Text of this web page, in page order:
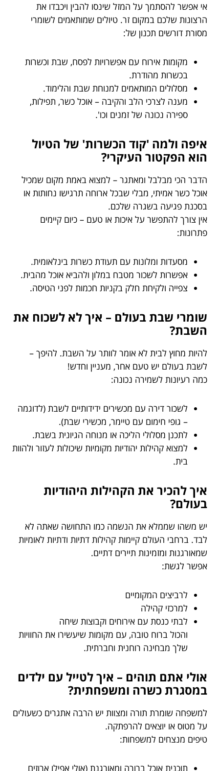
אי אפשר להסתמך על המזל שינסו להבין ויכבדו את
הרצונות שלכם במקום זר. טיולים שמותאמים לשומרי
מסורת דורשים תכנון של:
מקומות אירוח עם אפשרויות לפסח, שבת וכשרות
בכשרות מהודרת.
מסלולים המותאמים למנוחת שבת והלימוד.
מענה לצרכי הלב והקיבה – אוכל כשר, תפילות,
ספירה נכונה של זמנים וכו'.
איפה ולמה 'קוד הכשרות' של הטיול
הוא הפקטור העיקרי?
הדבר הכי מבלבל ומאתגר – למצוא באמת מקום שמכיל
אוכל כשר אמיתי, מבלי שבכל ארוחה תרגישו נחותות או
בסכנת פגיעה בשגרה שלכם.
אין צורך להתפשר על איכות או טעם – כיום קיימים
פתרונות:
מסעדות ומלונות עם תעודת כשרות בינלאומית.
אפשרות לשכור מטבח במלון ולהביא אוכל מהבית.
צפייה ולקיחת חלק בקניות חכמות לפני הטיסה.
שומרי שבת בעולם – איך לא לשכוח את
השבת?
להיות מחוץ לבית לא אומר לוותר על השבת. להיפך –
לשבת בעולם יש טעם אחר, מעניין וחדש!
כמה רעיונות לשמירה נכונה:
לשכור דירה עם מכשירים ידידותיים לשבת (לדוגמה
– גופי חימום עם טיימר, מכשירי שבת).
לתכנן מסלולי הליכה או מנוחה הגיונית בשבת.
למצוא קהילות יהודיות מקומיות שיכולות לעזור ולהוות
בית.
איך להכיר את הקהילות היהודיות
בעולם?
יש משהו שממלא את הנשמה כמו התחושה שאתה לא
לבד. ברחבי העולם קיימות קהילות דתיות ודתיות לאומיות
שמאורגנות ומזמינות תיירים דתיים.
אפשר לגשת:
לרביצים המקומיים
למרכזי קהילה
לבתי כנסת עם אירוחים וקבוצות שיחה
והכול ברוח טובה, עם מקומות שיעשירו את החוויות
שלך מבחינה רוחנית וחברתית.
אולי אתם תוהים – איך לטייל עם ילדים
במסגרת כשרה ומשפחתית?
למשפחה שומרת תורה ומצוות יש הרבה אתגרים כשעולים
על מטוס או יוצאים להרפתקה.
טיפים מנצחים למשפחות:
תוכנית אוכל ברורה ומאורגנת (אולי אפילו ארוזים